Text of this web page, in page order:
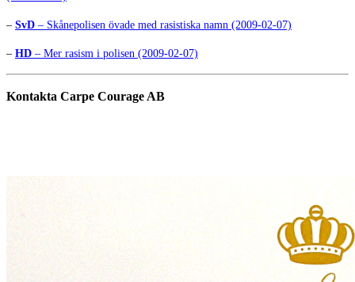
– SvD – Skånepolisen övade med rasistiska namn (2009-02-07)
– HD – Mer rasism i polisen (2009-02-07)
Kontakta Carpe Courage AB